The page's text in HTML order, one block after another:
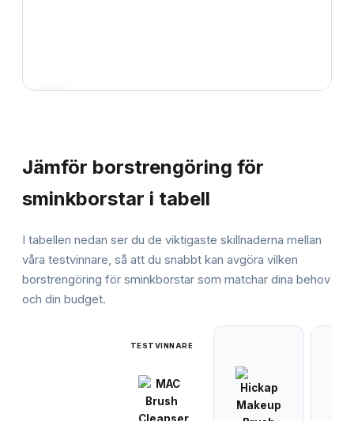
Jämför borstrengöring för
sminkborstar i tabell
I tabellen nedan ser du de viktigaste skillnaderna mellan
våra testvinnare, så att du snabbt kan avgöra vilken
borstrengöring för sminkborstar som matchar dina behov
och din budget.
TESTVINNARE